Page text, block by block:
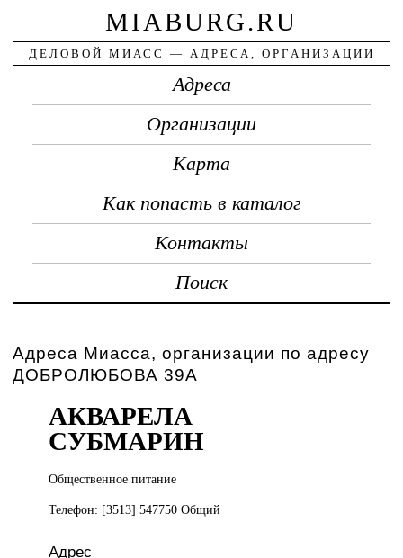
MIABURG.RU
ДЕЛОВОЙ МИАСС — АДРЕСА, ОРГАНИЗАЦИИ
Адреса
Организации
Карта
Как попасть в каталог
Контакты
Поиск
Адреса Миасса, организации по адресу
ДОБРОЛЮБОВА 39А
АКВАРЕЛА
СУБМАРИН
Общественное питание
Телефон: [3513] 547750 Общий
Адрес